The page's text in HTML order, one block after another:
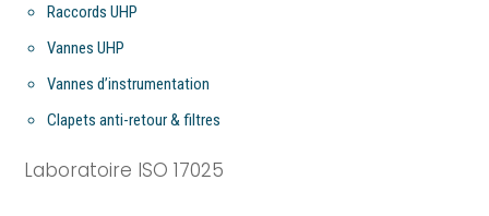
Raccords UHP
Vannes UHP
Vannes d’instrumentation
Clapets anti-retour & filtres
Laboratoire ISO 17025